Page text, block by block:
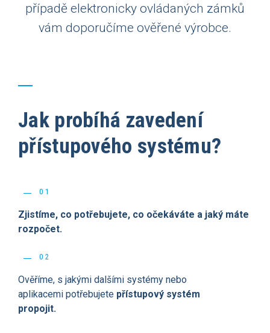
případě elektronicky ovládaných zámků
vám doporučíme ověřené výrobce.
Jak probíhá zavedení
přístupového systému?
01
Zjistíme, co potřebujete, co očekáváte a jaký máte
rozpočet.
02
Ověříme, s jakými dalšími systémy nebo
aplikacemi potřebujete přístupový systém
propojit.